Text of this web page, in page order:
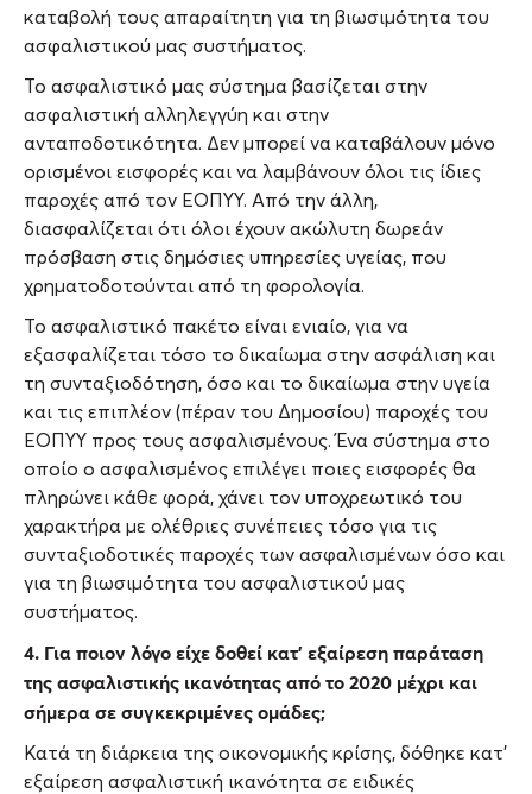
καταβολή τους απαραίτητη για τη βιωσιμότητα του
ασφαλιστικού μας συστήματος.
Το ασφαλιστικό μας σύστημα βασίζεται στην
ασφαλιστική αλληλεγγύη και στην
ανταποδοτικότητα. Δεν μπορεί να καταβάλουν μόνο
ορισμένοι εισφορές και να λαμβάνουν όλοι τις ίδιες
παροχές από τον ΕΟΠΥΥ. Από την άλλη,
διασφαλίζεται ότι όλοι έχουν ακώλυτη δωρεάν
πρόσβαση στις δημόσιες υπηρεσίες υγείας, που
χρηματοδοτούνται από τη φορολογία.
Το ασφαλιστικό πακέτο είναι ενιαίο, για να
εξασφαλίζεται τόσο το δικαίωμα στην ασφάλιση και
τη συνταξιοδότηση, όσο και το δικαίωμα στην υγεία
και τις επιπλέον (πέραν του Δημοσίου) παροχές του
ΕΟΠΥΥ προς τους ασφαλισμένους. Ένα σύστημα στο
οποίο ο ασφαλισμένος επιλέγει ποιες εισφορές θα
πληρώνει κάθε φορά, χάνει τον υποχρεωτικό του
χαρακτήρα με ολέθριες συνέπειες τόσο για τις
συνταξιοδοτικές παροχές των ασφαλισμένων όσο και
για τη βιωσιμότητα του ασφαλιστικού μας
συστήματος.
4. Για ποιον λόγο είχε δοθεί κατ’ εξαίρεση παράταση
της ασφαλιστικής ικανότητας από το 2020 μέχρι και
σήμερα σε συγκεκριμένες ομάδες;
Κατά τη διάρκεια της οικονομικής κρίσης, δόθηκε κατ’
εξαίρεση ασφαλιστική ικανότητα σε ειδικές